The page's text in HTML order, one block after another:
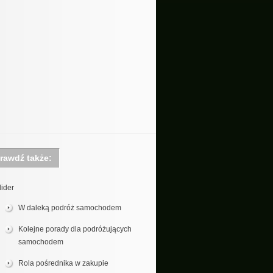
także:
W daleką podróż samochodem
Kolejne porady dla podróżujących
samochodem
Rola pośrednika w zakupie